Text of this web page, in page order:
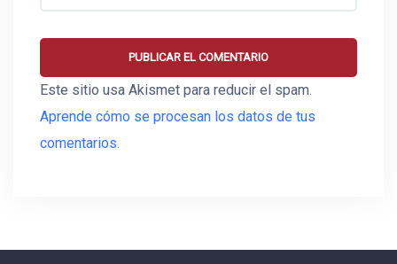
Este sitio usa Akismet para reducir el spam.
Aprende cómo se procesan los datos de tus
comentarios.